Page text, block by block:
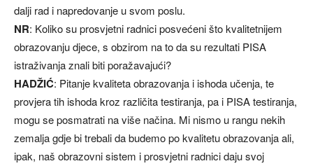
dalji rad i napredovanje u svom poslu.
NR: Koliko su prosvjetni radnici posvećeni što kvalitetnijem
obrazovanju djece, s obzirom na to da su rezultati PISA
istraživanja znali biti poražavajući?
HADŽIĆ: Pitanje kvaliteta obrazovanja i ishoda učenja, te
provjera tih ishoda kroz različita testiranja, pa i PISA testiranja,
mogu se posmatrati na više načina. Mi nismo u rangu nekih
zemalja gdje bi trebali da budemo po kvalitetu obrazovanja ali,
ipak, naš obrazovni sistem i prosvjetni radnici daju svoj